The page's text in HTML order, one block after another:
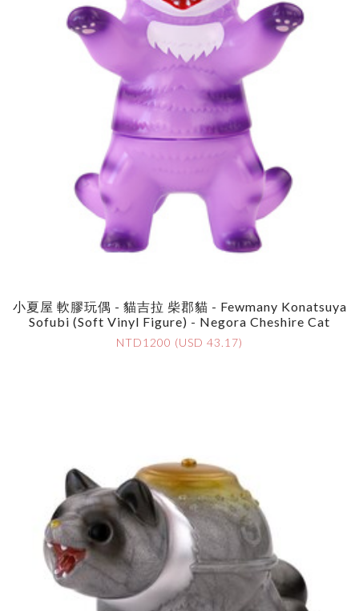
小夏屋 軟膠玩偶 - 貓吉拉 柴郡貓 - Fewmany Konatsuya
Sofubi (Soft Vinyl Figure) - Negora Cheshire Cat
NTD1200 (USD 43.17)